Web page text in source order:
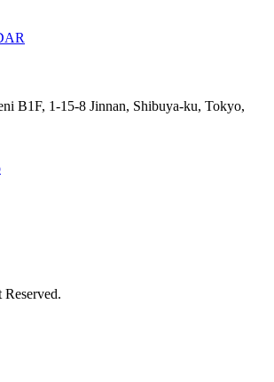
B1F, 1-15-8 Jinnan, Shibuya-ku, Tokyo,